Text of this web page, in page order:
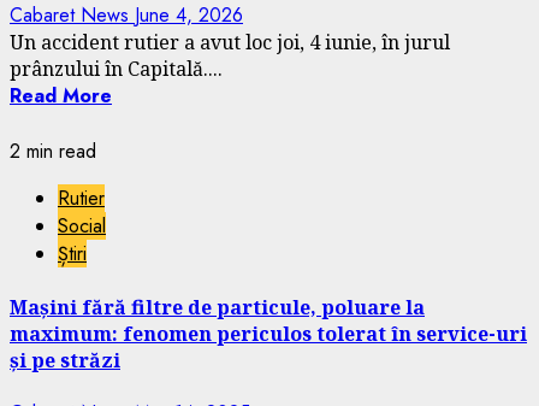
Cabaret News June 4, 2026
Un accident rutier a avut loc joi, 4 iunie, în jurul
prânzului în Capitală....
Read More
2 min read
Rutier
Social
Știri
Mașini fără filtre de particule, poluare la
maximum: fenomen periculos tolerat în service-uri
și pe străzi